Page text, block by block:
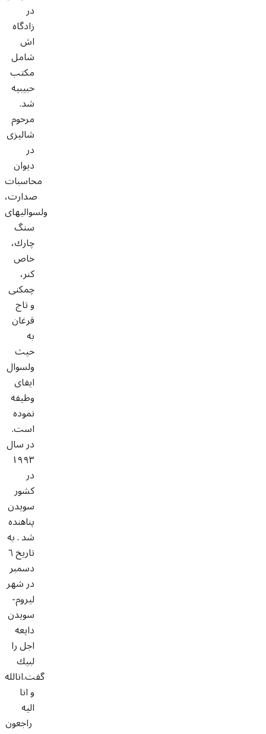
در
زادگاه
اش
شامل
مكتب
حبيبيه
شد.
مرحوم
شاليزى
در
ديوان
محاسبات
صدارت،
ولسواليهاى
سنگ
چارك،
خاص
كنر،
چمكنى
و تاج
قرغان
به
حيث
ولسوال
ايفاى
وطيفه
نموده
است.
در سال
١٩٩٣
در
كشور
سويدن
پناهنده
شد . به
تاريخ ٦
دسمبر
در شهر
ليروم-
سويدن
دايعه
اجل را
لبيك
گفت.انالله
و انا
اليه
راجعون